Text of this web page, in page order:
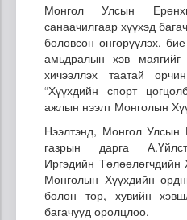
Монгол Улсын
санаачилгаар хүүхэд
боловсон өнгөрүүлэх,
амьдралын хэв маягийг
хичээллэх таатай
“Хүүхдийн спорт
ажлын нээлт Монголын
Нээлтэнд, Монгол Улсын
газрын дарга
Иргэдийн
Монголын Хүүхдийн
болон төр, хувийн
багачууд оролцлоо.